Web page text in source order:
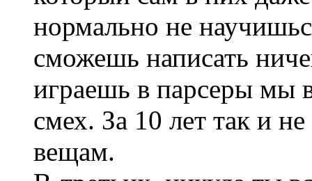
нормально не
сможешь написать
играешь в парсеры мы
смех. За 10 лет так и
вещам.